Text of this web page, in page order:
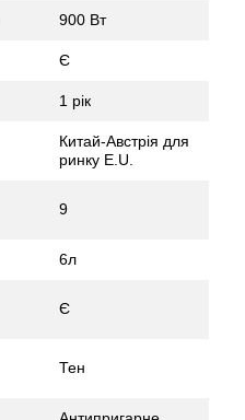
900 Вт
Є
1 рік
Китай-Австрія для
ринку E.U.
9
6л
Є
Тен